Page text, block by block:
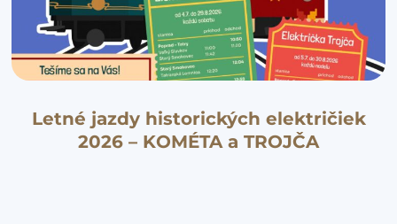
Letné jazdy historických električiek
2026 – KOMÉTA a TROJČA